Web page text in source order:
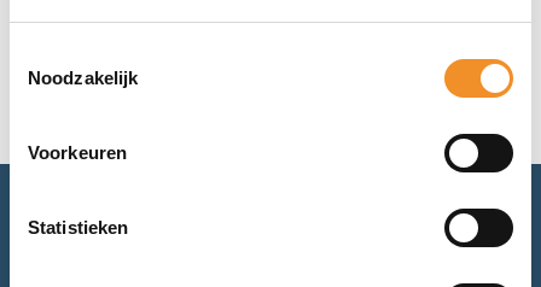
Noodzakelijk
Voorkeuren
Statistieken
Toevoegen aan winkelwagen